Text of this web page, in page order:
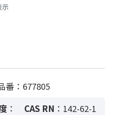
示
番：677805
： CAS RN ：142-62-1